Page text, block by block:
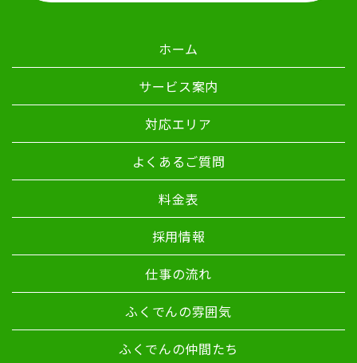
ホーム
サービス案内
対応エリア
よくあるご質問
料金表
採用情報
仕事の流れ
ふくでんの雰囲気
ふくでんの仲間たち